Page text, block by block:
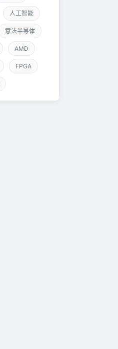
人工智能
意法半导体
AMD
FPGA